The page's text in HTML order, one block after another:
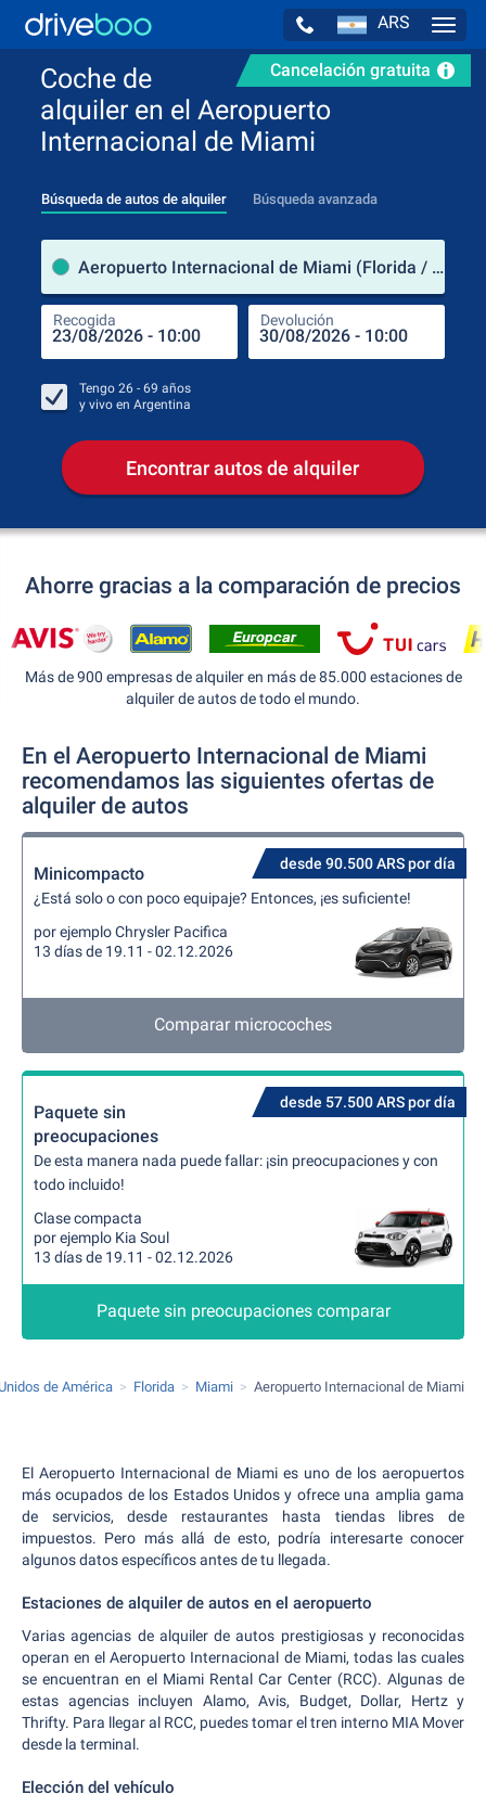
ARS
Cancelación gratuita
Coche de
alquiler en el Aeropuerto
Internacional de Miami
Búsqueda de autos de alquiler Búsqueda avanzada
Aeropuerto Internacional de Miami (Florida / Estados Unidos de América)
Recogida Devolución
Tengo 26 - 69 años
y vivo en Argentina
Encontrar autos de alquiler
Ahorre gracias a la comparación de precios
Más de 900 empresas de alquiler en más de 85.000 estaciones de
alquiler de autos de todo el mundo.
En el Aeropuerto Internacional de Miami
recomendamos las siguientes ofertas de
alquiler de autos
desde 90.500 ARS por día
Minicompacto
¿Está solo o con poco equipaje? Entonces, ¡es suficiente!
por ejemplo Chrysler Pacifica
13 días de 19.11 - 02.12.2026
Comparar microcoches
desde 57.500 ARS por día
Paquete sin
preocupaciones
De esta manera nada puede fallar: ¡sin preocupaciones y con
todo incluido!
Clase compacta
por ejemplo Kia Soul
13 días de 19.11 - 02.12.2026
Paquete sin preocupaciones comparar
de América Florida Miami Aeropuerto Internacional de Miami
El Aeropuerto Internacional de Miami es uno de los aeropuertos
más ocupados de los Estados Unidos y ofrece una amplia gama
de servicios, desde restaurantes hasta tiendas libres de
impuestos. Pero más allá de esto, podría interesarte conocer
algunos datos específicos antes de tu llegada.
Estaciones de alquiler de autos en el aeropuerto
Varias agencias de alquiler de autos prestigiosas y reconocidas
operan en el Aeropuerto Internacional de Miami, todas las cuales
se encuentran en el Miami Rental Car Center (RCC). Algunas de
estas agencias incluyen Alamo, Avis, Budget, Dollar, Hertz y
Thrifty. Para llegar al RCC, puedes tomar el tren interno MIA Mover
desde la terminal.
Elección del vehículo